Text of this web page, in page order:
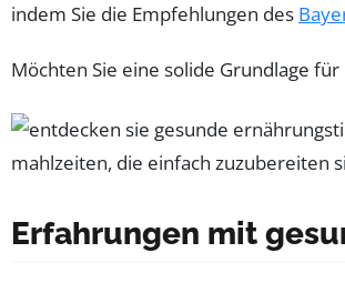
indem Sie die Empfehlungen des
Möchten Sie eine solide Grundlage
Erfahrungen mit